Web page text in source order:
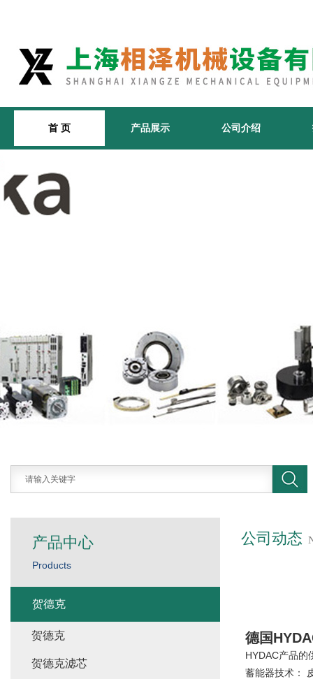
首 页 产品展示 公司介绍
公司动态
德国
HYDAC产品的
蓄能器技术：
产品中心
Products
贺德克
贺德克
贺德克滤芯